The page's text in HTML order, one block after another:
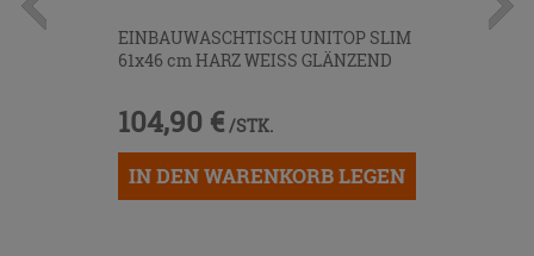
EINBAUWASCHTISCH UNITOP SLIM
61x46 cm HARZ WEISS GLÄNZEND
104,90 € /STK.
IN DEN WARENKORB LEGEN